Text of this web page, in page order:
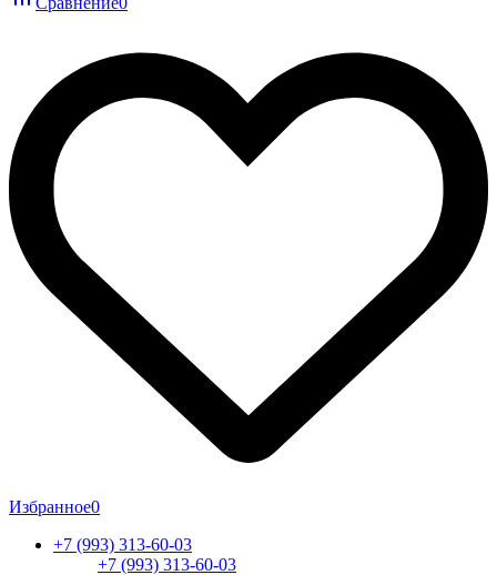
Избранное0
+7 (993) 313-60-03
+7 (993) 313-60-03